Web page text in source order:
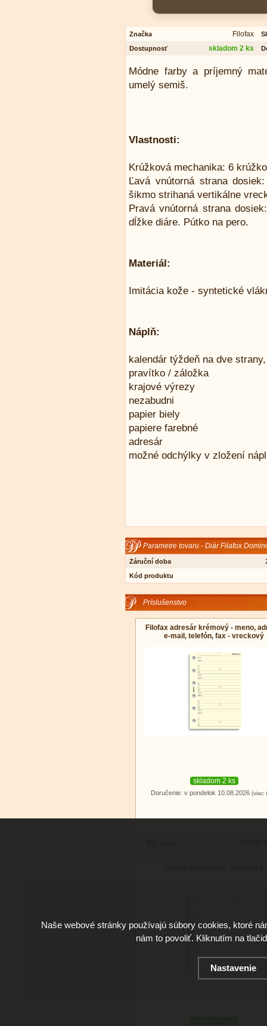
Značka Filofax
Dostupnosť
skladom 2 ks
Módne farby a príjemný
umelý semiš.
Vlastnosti:
Krúžková mechanika: 6
Ľavá vnútorná strana
šikmo strihaná vertikálne
Pravá vnútorná strana
dĺžke diáre. Pútko na pero.
Materiál:
Imitácia kože - syntetické
Náplň:
kalendár týždeň na dve
pravítko / záložka
krajové výrezy
nezabudni
papier biely
papiere farebné
adresár
možné odchýlky v zložení
Parametre tovaru - Diár Filafox
Záruční doba
Kód produktu
Príslušenstvo
Filofax adresár krémový - meno,
e-mail, telefón, fax - vreckový
skladom 2 ks
Doručenie: v pondelok 10.08.2026 (viac
Naše webové stránky používajú súbory cookies, ktoré
nám to povoliť. Kliknutím na
Nastavenie